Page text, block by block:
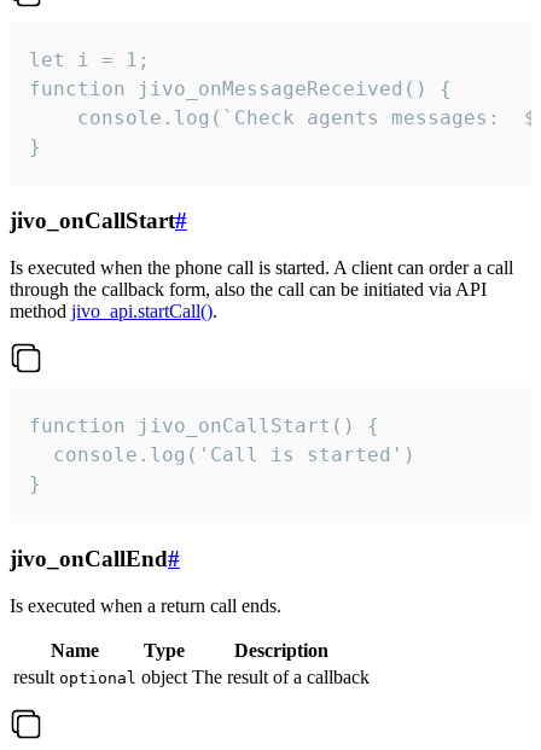
let i = 1;
function jivo_onMessageReceived() {
}
jivo_onCallStart#
Is executed when the phone call is started. A client can order a call
through the callback form, also the call can be initiated via API
method jivo_api.startCall().
function jivo_onCallStart() {
  console.log('Call is started')
}
jivo_onCallEnd#
Is executed when a return call ends.
Name Type
Description
result optional object The result of a callback